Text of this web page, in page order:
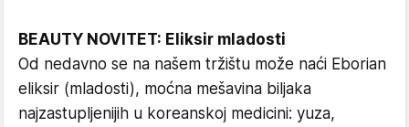
BEAUTY NOVITET: Eliksir mladosti
Od nedavno se na našem tržištu može naći Eborian
eliksir (mladosti), moćna mešavina biljaka
najzastupljenijih u koreanskoj medicini: yuza,